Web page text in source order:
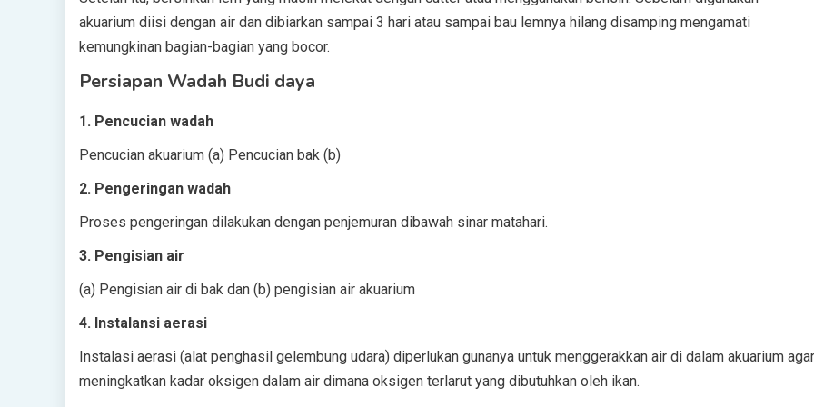
akuarium diisi dengan air dan dibiarkan sampai 3 hari atau sampai bau lemnya hilang disamping mengamati
kemungkinan bagian-bagian yang bocor.
Persiapan Wadah Budi daya
1. Pencucian wadah
Pencucian akuarium (a) Pencucian bak (b)
2. Pengeringan wadah
Proses pengeringan dilakukan dengan penjemuran dibawah sinar matahari.
3. Pengisian air
(a) Pengisian air di bak dan (b) pengisian air akuarium
4. Instalansi aerasi
Instalasi aerasi (alat penghasil gelembung udara) diperlukan gunanya untuk menggerakkan air di dalam akuarium agar
meningkatkan kadar oksigen dalam air dimana oksigen terlarut yang dibutuhkan oleh ikan.